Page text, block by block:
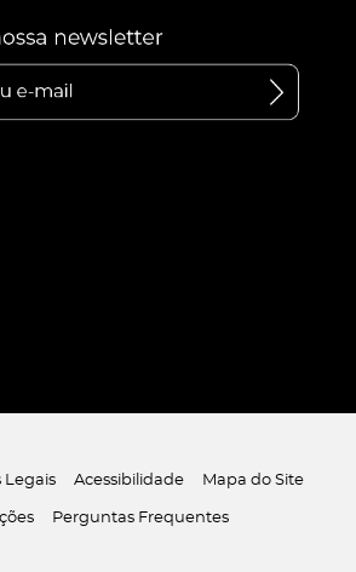
Legais Acessibilidade Mapa do Site
Perguntas Frequentes